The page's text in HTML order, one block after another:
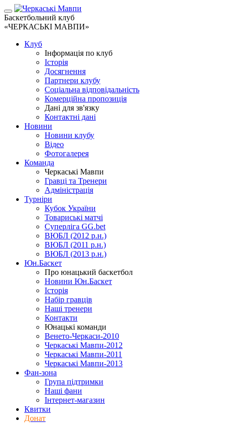
Баскетбольний клуб
«ЧЕРКАСЬКІ МАВПИ»
Клуб
Інформація по клуб
Історія
Досягнення
Партнери клубу
Соціальна відповідальність
Комерційна пропозиція
Дані для зв'язку
Контактні дані
Новини
Новини клубу
Відео
Фотогалерея
Команда
Черкаські Мавпи
Гравці та Тренери
Адміністрація
Турніри
Кубок України
Товариські матчі
Суперліга GG.bet
ВЮБЛ (2012 р.н.)
ВЮБЛ (2011 р.н.)
ВЮБЛ (2013 р.н.)
Юн.Баскет
Про юнацький баскетбол
Новини Юн.Баскет
Історія
Набір гравців
Наші тренери
Контакти
Юнацькі команди
Венето-Черкаси-2010
Черкаські Мавпи-2012
Черкаські Мавпи-2011
Черкаські Мавпи-2013
Фан-зона
Група підтримки
Наші фани
Інтернет-магазин
Квитки
Донат